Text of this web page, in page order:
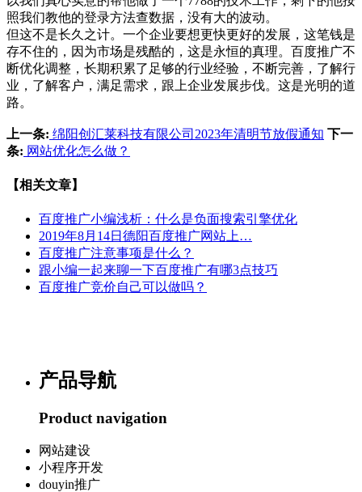
照我们教他的登录方法查数据，没有大的波动。
但这不是长久之计。一个企业要想更快更好的发展，这笔钱是
存不住的，因为市场是残酷的，这是永恒的真理。百度推广不
断优化调整，长期积累了足够的行业经验，不断完善，了解行
业，了解客户，满足需求，跟上企业发展步伐。这是光明的道
路。
上一条: 绵阳创汇莱科技有限公司2023年清明节放假通知 下一
条: 网站优化怎么做？
【相关文章】
百度推广小编浅析：什么是负面搜索引擎优化
2019年8月14日德阳百度推广网站上…
百度推广注意事项是什么？
跟小编一起来聊一下百度推广有哪3点技巧
百度推广竞价自己可以做吗？
产品导航
Product navigation
网站建设
小程序开发
douyin推广